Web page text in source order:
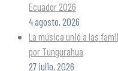
Ecuador 2026
4 agosto, 2026
La música unió a las
por Tungurahua
27 julio, 2026